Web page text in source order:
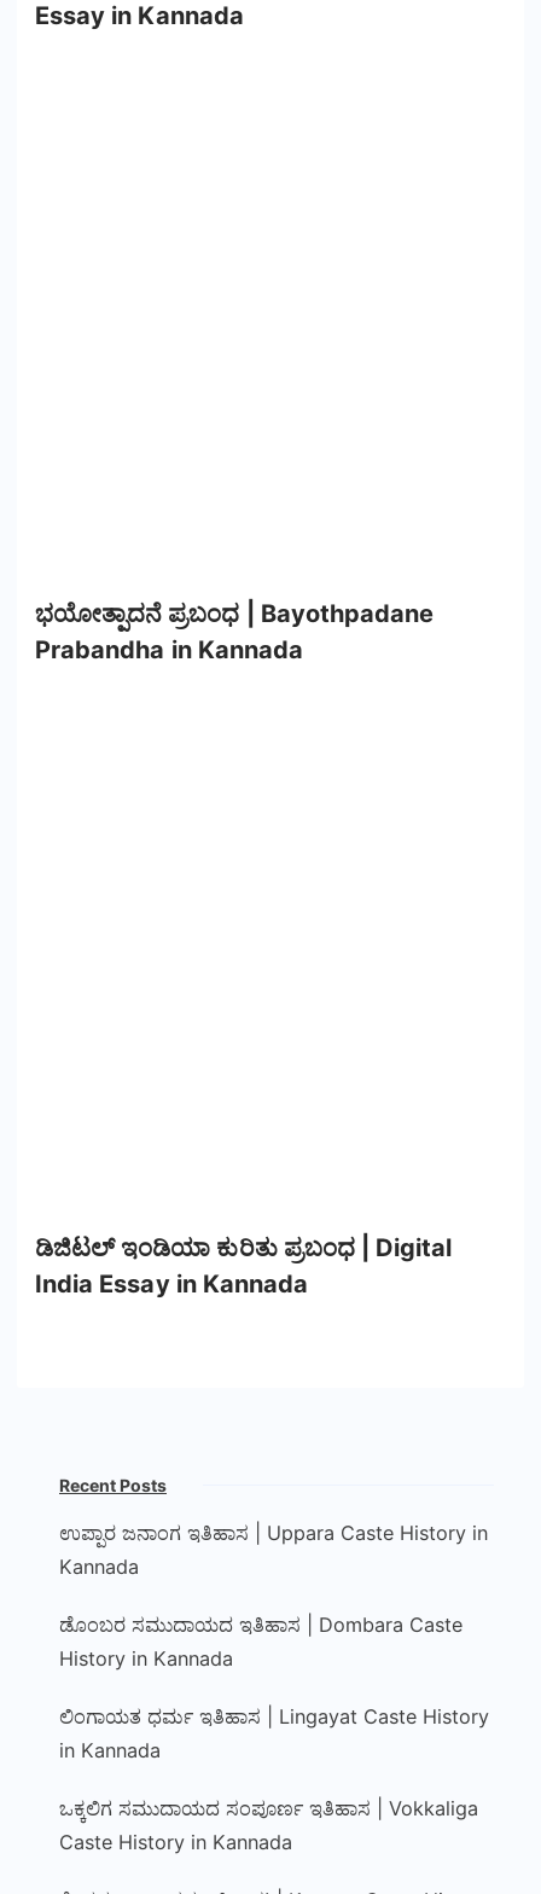
Essay in Kannada
ಭಯೋತ್ಪಾದನೆ ಪ್ರಬಂಧ | Bayothpadane
Prabandha in Kannada
ಡಿಜಿಟಲ್ ಇಂಡಿಯಾ ಕುರಿತು ಪ್ರಬಂಧ | Digital
India Essay in Kannada
Recent Posts
ಉಪ್ಪಾರ ಜನಾಂಗ ಇತಿಹಾಸ | Uppara Caste History in
Kannada
ಡೊಂಬರ ಸಮುದಾಯದ ಇತಿಹಾಸ | Dombara Caste
History in Kannada
ಲಿಂಗಾಯತ ಧರ್ಮ ಇತಿಹಾಸ | Lingayat Caste History
in Kannada
ಒಕ್ಕಲಿಗ ಸಮುದಾಯದ ಸಂಪೂರ್ಣ ಇತಿಹಾಸ | Vokkaliga
Caste History in Kannada